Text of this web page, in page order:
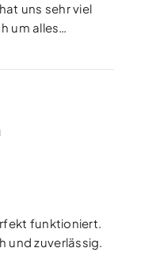
uns sehr viel
um alles
Vielen
funktioniert.
und zuverlässig.